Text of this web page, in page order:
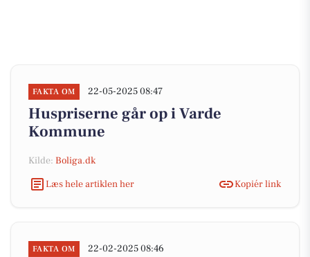
FAKTA OM 22-05-2025 08:47
Huspriserne går op i Varde
Kommune
Kilde: Boliga.dk
Læs hele artiklen her
Kopiér link
FAKTA OM 22-02-2025 08:46